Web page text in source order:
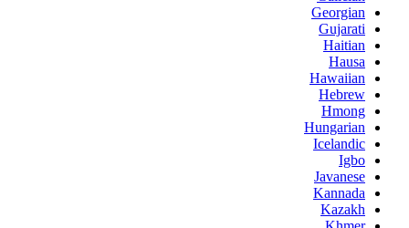
Georgian
Gujarati
Haitian
Hausa
Hawaiian
Hebrew
Hmong
Hungarian
Icelandic
Igbo
Javanese
Kannada
Kazakh